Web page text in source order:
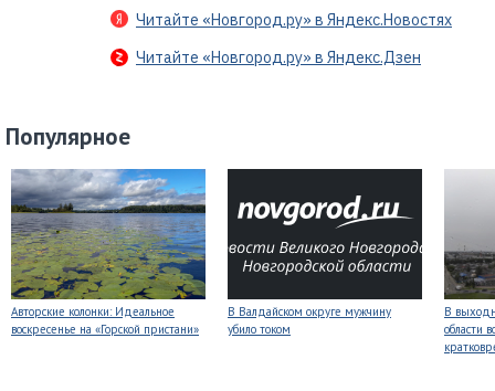
Читайте «Новгород.ру» в Яндекс.Новостях
Читайте «Новгород.ру» в Яндекс.Дзен
Популярное
Авторские колонки: Идеальное
воскресенье на «Горской пристани»
В Валдайском округе мужчину
убило током
В
области